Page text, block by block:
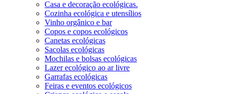
Casa e decoração ecológicas.
Cozinha ecológica e utensílios
Vinho orgânico e bar
Copos e copos ecológicos
Canetas ecológicas
Sacolas ecológicas
Mochilas e bolsas ecológicas
Lazer ecológico ao ar livre
Garrafas ecológicas
Feiras e eventos ecológicos